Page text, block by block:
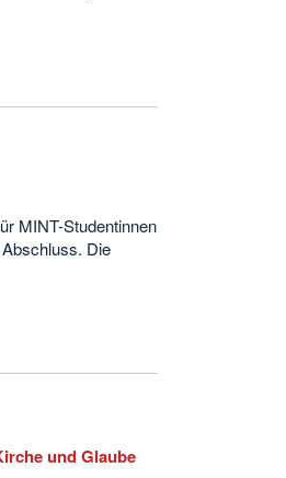
MINT-Studentinnen
Die
und Glaube